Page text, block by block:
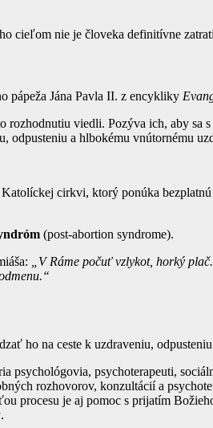
cieľom nie je človeka definitívne
pápeža Jána Pavla II. z encykliky
rozhodnutiu viedli. Pozýva ich, aby
odpusteniu a hlbokému vnútornému
cirkvi, ktorý ponúka
(post-abortion syndrome).
„V Ráme počuť vzlykot, horký
ho na ceste k uzdraveniu,
psychológovia, psychoterapeuti,
rozhovorov, konzultácií a
procesu je aj pomoc s prijatím